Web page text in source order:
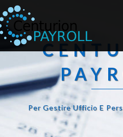
Per Gestire Ufficio E